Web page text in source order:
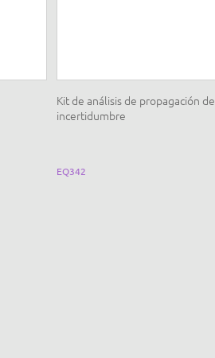
Kit de análisis de propagación de
incertidumbre
EQ342